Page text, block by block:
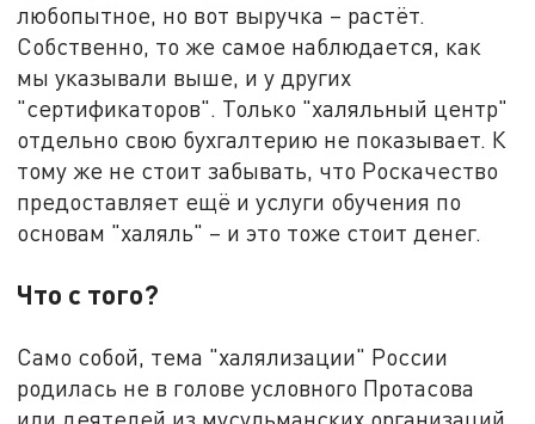
любопытное, но вот выручка – растёт.
Собственно, то же самое наблюдается, как
мы указывали выше, и у других
"сертификаторов". Только "халяльный центр"
отдельно свою бухгалтерию не показывает. К
тому же не стоит забывать, что Роскачество
предоставляет ещё и услуги обучения по
основам "халяль" – и это тоже стоит денег.
Что с того?
Само собой, тема "халялизации" России
родилась не в голове условного Протасова
или деятелей из мусульманских организаций.